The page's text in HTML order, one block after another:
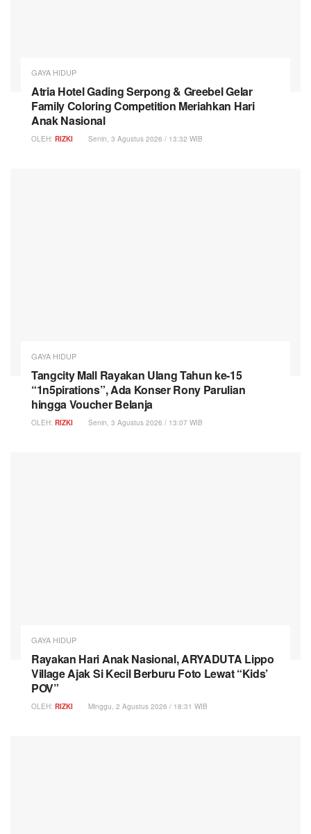
GAYA HIDUP
Atria Hotel Gading Serpong & Greebel Gelar
Family Coloring Competition Meriahkan Hari
Anak Nasional
OLEH: RIZKI Senin, 3 Agustus 2026 / 13:32 WIB
GAYA HIDUP
Tangcity Mall Rayakan Ulang Tahun ke-15
“1n5pirations”, Ada Konser Rony Parulian
hingga Voucher Belanja
OLEH: RIZKI Senin, 3 Agustus 2026 / 13:07 WIB
GAYA HIDUP
Rayakan Hari Anak Nasional, ARYADUTA Lippo
Village Ajak Si Kecil Berburu Foto Lewat “Kids’
POV”
OLEH: RIZKI Minggu, 2 Agustus 2026 / 18:31 WIB